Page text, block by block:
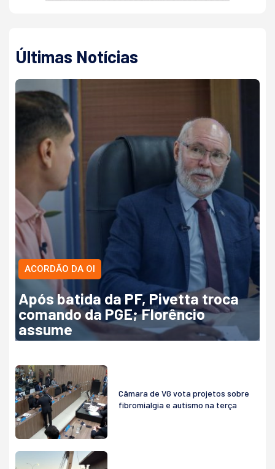
Últimas Notícias
ACORDÃO DA OI
Após batida da PF, Pivetta troca
comando da PGE; Florêncio
assume
Câmara de VG vota projetos sobre
fibromialgia e autismo na terça